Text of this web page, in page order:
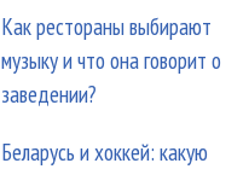
Как рестораны выбирают
музыку и что она говорит о
заведении?
Беларусь и хоккей: какую